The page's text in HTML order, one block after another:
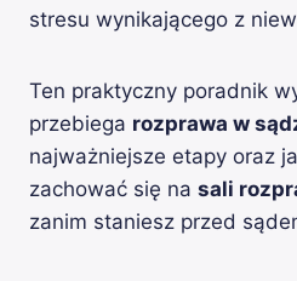
stresu wynikającego z
Ten praktyczny poradnik
przebiega rozprawa w
najważniejsze etapy oraz
zachować się na sali
zanim staniesz przed